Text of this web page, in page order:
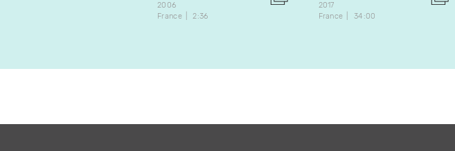
2006
France
2:36
2017
France
34:00